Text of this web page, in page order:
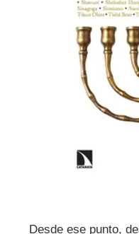
Desde ese punto,